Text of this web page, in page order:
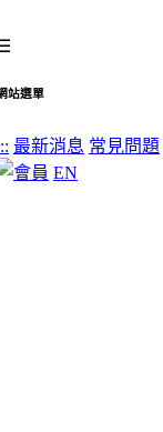
站選單
最新消息 常見問題
EN